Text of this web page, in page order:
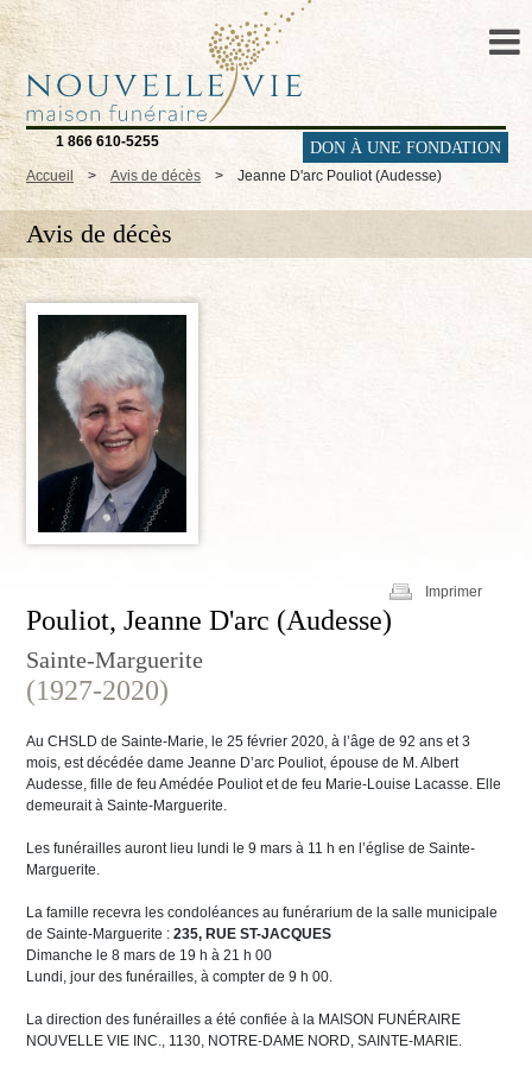
1 866 610-5255 DON À UNE FONDATION
Accueil > Avis de décès > Jeanne D'arc Pouliot (Audesse)
Avis de décès
Imprimer
Pouliot, Jeanne D'arc (Audesse)
Sainte-Marguerite
(1927-2020)
Au CHSLD de Sainte-Marie, le 25 février 2020, à l’âge de 92 ans et 3
mois, est décédée dame Jeanne D’arc Pouliot, épouse de M. Albert
Audesse, fille de feu Amédée Pouliot et de feu Marie-Louise Lacasse. Elle
demeurait à Sainte-Marguerite.
Les funérailles auront lieu lundi le 9 mars à 11 h en l’église de Sainte-
Marguerite.
La famille recevra les condoléances au funérarium de la salle municipale
de Sainte-Marguerite : 235, RUE ST-JACQUES
Dimanche le 8 mars de 19 h à 21 h 00
Lundi, jour des funérailles, à compter de 9 h 00.
La direction des funérailles a été confiée à la MAISON FUNÉRAIRE
NOUVELLE VIE INC., 1130, NOTRE-DAME NORD, SAINTE-MARIE.